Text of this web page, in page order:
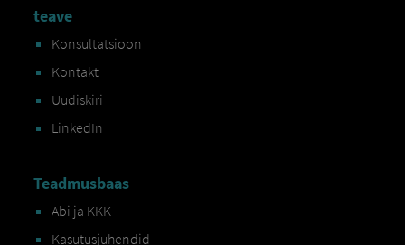
teave
Konsultatsioon
Kontakt
Uudiskiri
LinkedIn
Teadmusbaas
Abi ja KKK
Kasutusjuhendid